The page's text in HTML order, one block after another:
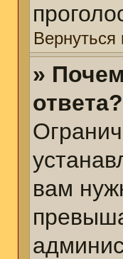
Вернуться
»
ответа?
вам